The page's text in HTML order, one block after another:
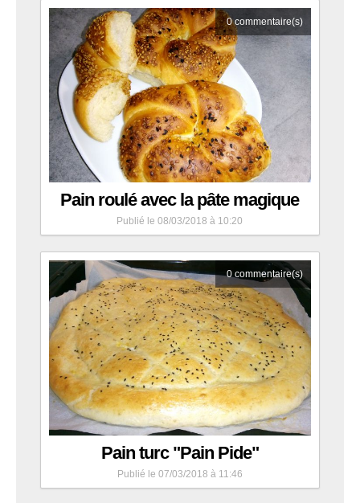
0commentaire(s)
Pain roulé avec la pâte magique
Publié le 08/03/2018 à 10:20
0 commentaire(s)
Pain turc "Pain Pide"
Publié le 07/03/2018 à 11:46